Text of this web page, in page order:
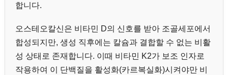
합니다.
오스테오칼신은 비타민 D의 신호를 받아 조골세포에서
합성되지만, 생성 직후에는 칼슘과 결합할 수 없는 비활
성 상태로 존재합니다. 이때 비타민 K2가 보조 인자로
작용하여 이 단백질을 활성화(카르복실화)시켜야만 비